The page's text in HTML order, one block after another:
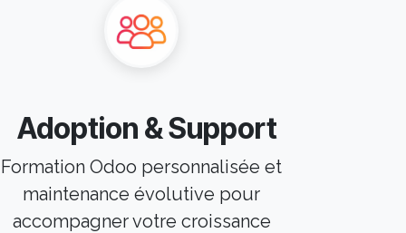
Adoption & Support
Formation Odoo personnalisée et
maintenance évolutive pour
accompagner votre croissance